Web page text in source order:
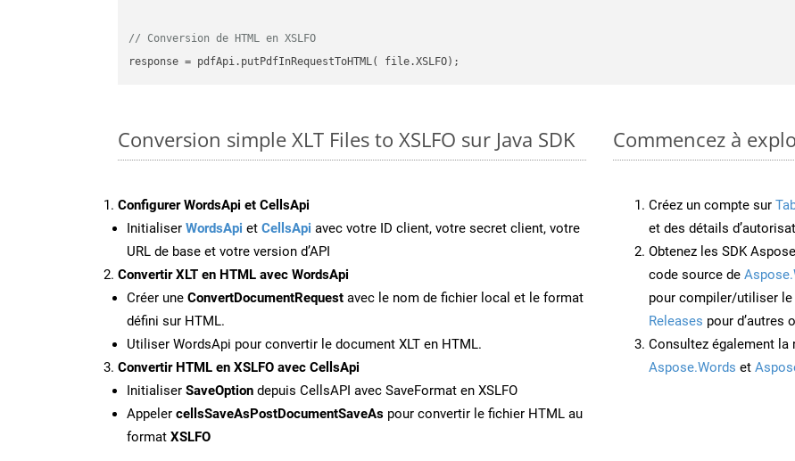
// Conversion de HTML en XSLFO
Conversion simple XLT Files to XSLFO sur Java SDK
Configurer WordsApi et CellsApi
Initialiser WordsApi et CellsApi avec votre ID client, votre secret client, votre
URL de base et votre version d’API
Convertir XLT en HTML avec WordsApi
Créer une ConvertDocumentRequest avec le nom de fichier local et le format
défini sur HTML.
Utiliser WordsApi pour convertir le document XLT en HTML.
Convertir HTML en XSLFO avec CellsApi
Initialiser SaveOption depuis CellsAPI avec SaveFormat en XSLFO
Appeler cellsSaveAsPostDocumentSaveAs pour convertir le fichier HTML au
format XSLFO
Commencez à
Créez un compte sur
et des détails
Obtenez les SDK
code source de
pour compiler/utiliser le
Releases pour d’autres
Consultez également la
Aspose.Words et